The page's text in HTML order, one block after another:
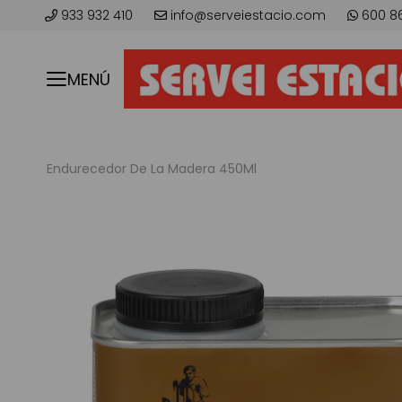
933 932 410 info@serveiestacio.com 600
MENÚ
Endurecedor De La Madera 450Ml